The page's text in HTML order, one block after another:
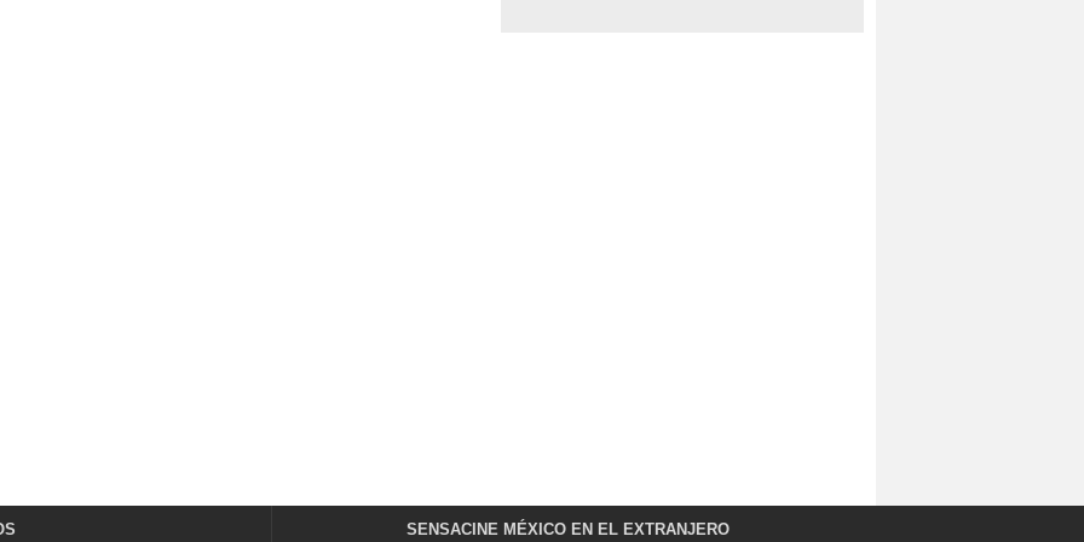
SENSACINE MÉXICO EN EL EXTRANJERO